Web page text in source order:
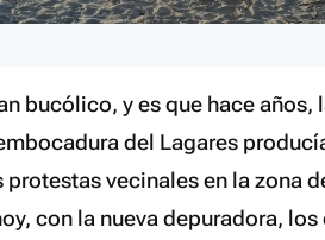
bucólico, y es que hace años,
del Lagares
vecinales en la zona
con la nueva depuradora, los